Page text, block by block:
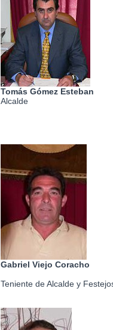
Tomás Gómez Esteban
Alcalde
Gabriel Viejo Coracho
Teniente de Alcalde y